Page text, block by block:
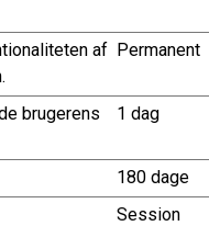
af Permanent
brugerens
1 dag
180 dage
Session